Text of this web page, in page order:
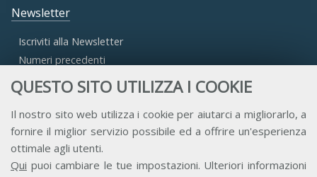
QUESTO SITO UTILIZZA I COOKIE
Il nostro sito web utilizza i cookie per aiutarci a migliorarlo, a
fornire il miglior servizio possibile ed a offrire un'esperienza
ottimale agli utenti.
Qui puoi cambiare le tue impostazioni. Ulteriori informazioni
Newsletter
Iscriviti alla Newsletter
Numeri precedenti
Accesso Aderenti
Accesso Consulta
Accesso Team